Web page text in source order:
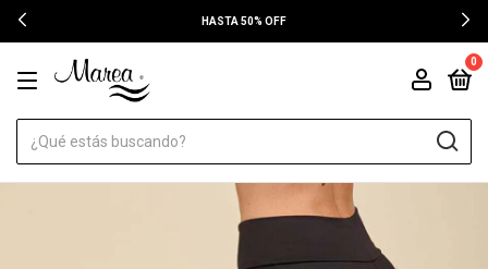
HASTA 50% OFF
0